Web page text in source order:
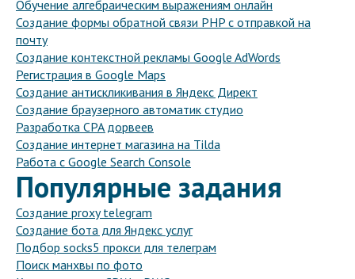
Обучение алгебраическим выражениям онлайн
Создание формы обратной связи PHP с отправкой на
почту
Создание контекстной рекламы Google AdWords
Регистрация в Google Maps
Создание антискликивания в Яндекс Директ
Создание браузерного автоматик студио
Разработка CPA дорвеев
Создание интернет магазина на Tilda
Работа с Google Search Console
Популярные задания
Создание proxy telegram
Создание бота для Яндекс услуг
Подбор socks5 прокси для телеграм
Поиск манхвы по фото